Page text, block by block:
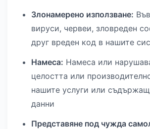
Злонамерено използване:
вируси, червеи, зловреден
друг вреден код в нашите
Намеса: Намеса или
целостта или
нашите услуги или
данни
Представяне под чужда